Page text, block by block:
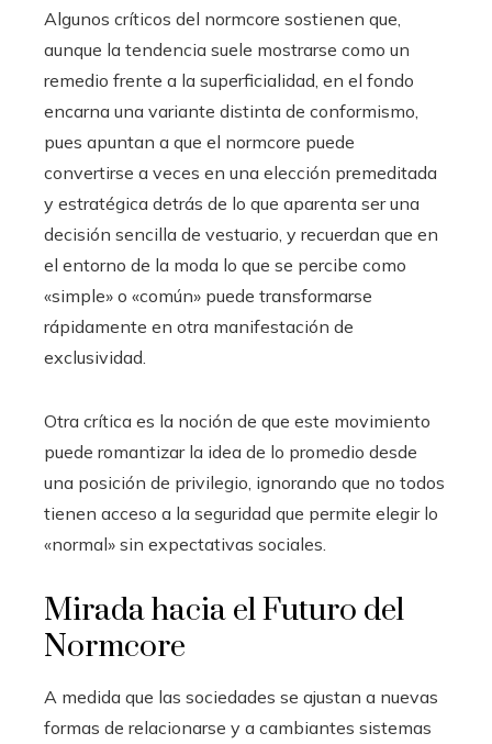
Algunos críticos del normcore sostienen que,
aunque la tendencia suele mostrarse como un
remedio frente a la superficialidad, en el fondo
encarna una variante distinta de conformismo,
pues apuntan a que el normcore puede
convertirse a veces en una elección premeditada
y estratégica detrás de lo que aparenta ser una
decisión sencilla de vestuario, y recuerdan que en
el entorno de la moda lo que se percibe como
«simple» o «común» puede transformarse
rápidamente en otra manifestación de
exclusividad.
Otra crítica es la noción de que este movimiento
puede romantizar la idea de lo promedio desde
una posición de privilegio, ignorando que no todos
tienen acceso a la seguridad que permite elegir lo
«normal» sin expectativas sociales.
Mirada hacia el Futuro del
Normcore
A medida que las sociedades se ajustan a nuevas
formas de relacionarse y a cambiantes sistemas